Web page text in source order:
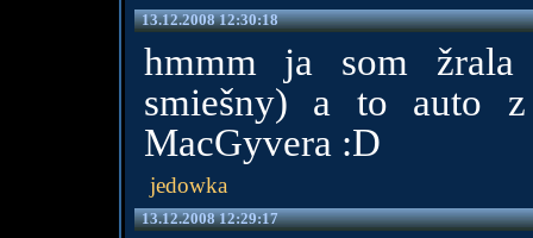
13.12.2008 12:30:18
hmmm ja som žrala
smiešny) a to auto
MacGyvera :D
jedowka
13.12.2008 12:29:17